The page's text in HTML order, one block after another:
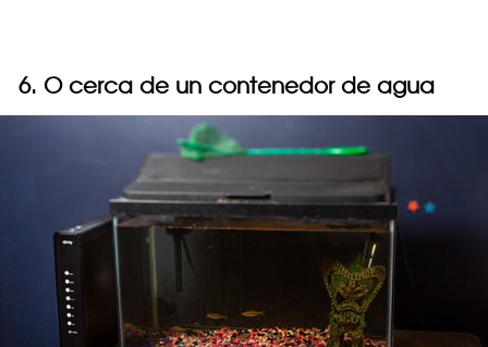
6. O cerca de un contenedor de agua